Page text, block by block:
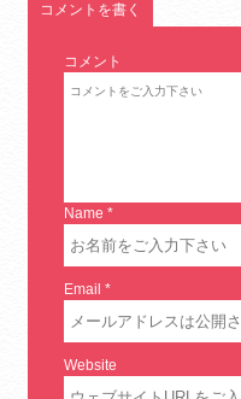
コメントを書く
コメント
Name *
Email *
Website